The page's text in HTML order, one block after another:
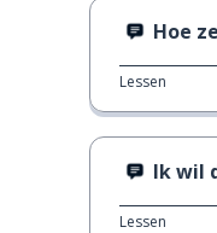
Hoe
Lessen
Ik wil
Lessen